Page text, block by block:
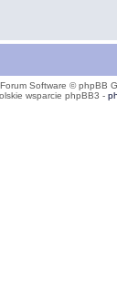
Software © phpBB
wsparcie phpBB3 -